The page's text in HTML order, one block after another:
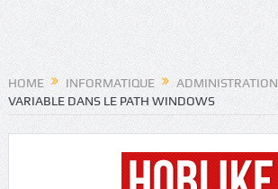
HOME INFORMATIQUE ADMINISTRATION
VARIABLE DANS LE PATH WINDOWS